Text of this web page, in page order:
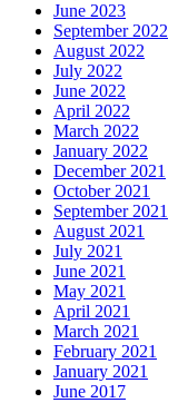
June 2023
September 2022
August 2022
July 2022
June 2022
April 2022
March 2022
January 2022
December 2021
October 2021
September 2021
August 2021
July 2021
June 2021
May 2021
April 2021
March 2021
February 2021
January 2021
June 2017